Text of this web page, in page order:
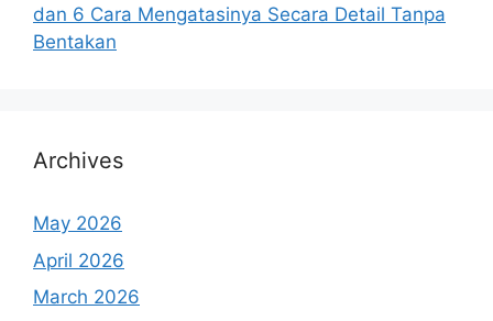
dan 6 Cara Mengatasinya Secara Detail Tanpa
Bentakan
Archives
May 2026
April 2026
March 2026